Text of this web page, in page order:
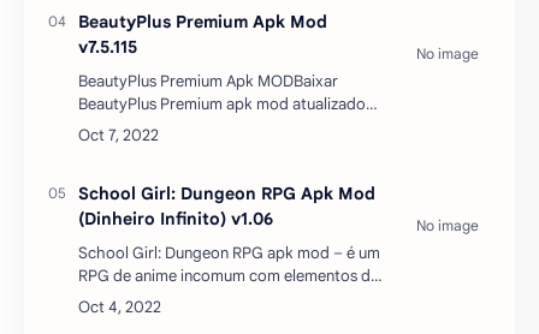
BeautyPlus Premium Apk Mod
v7.5.115
BeautyPlus Premium Apk MODBaixar
BeautyPlus Premium apk mod atualizado
2022 – Primeiro, a razão pela qual escolhi o
BeautyPlus entre muitos editores de fotos
School Girl: Dungeon RPG Apk Mod
(Dinheiro Infinito) v1.06
School Girl: Dungeon RPG apk mod – é um
RPG de anime incomum com elementos do
gênero Slasher, no qual o personagem
principal é Yandere. O jogo acontece nas